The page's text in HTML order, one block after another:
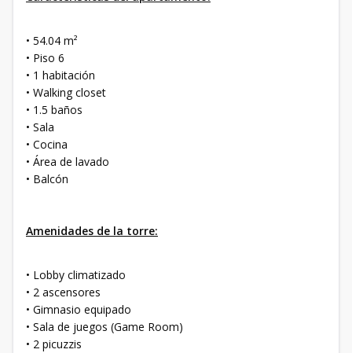
• 54.04 m²
• Piso 6
• 1 habitación
• Walking closet
• 1.5 baños
• Sala
• Cocina
• Área de lavado
• Balcón
Amenidades de la torre:
• Lobby climatizado
• 2 ascensores
• Gimnasio equipado
• Sala de juegos (Game Room)
• 2 picuzzis